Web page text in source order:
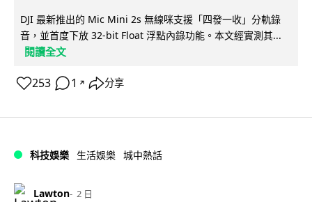
DJI 最新推出的 Mic Mini 2s 無線咪支援「四發一收」分軌錄
音，並首度下放 32-bit Float 浮點內錄功能。本文經實測其...
閱讀全文
253 1 ↗ 分享
科技娛樂 生活娛樂 城中熱話
Lawton 2 日